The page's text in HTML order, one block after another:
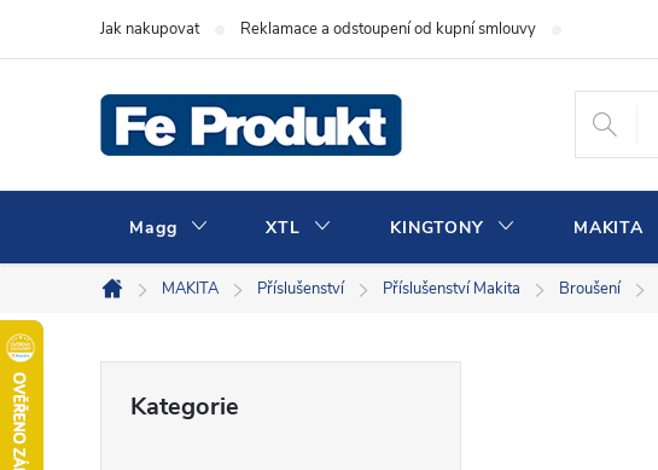
Jak nakupovat Reklamace a odstoupení od kupní smlouvy
Magg XTL KINGTONY MAKITA
Domů
MAKITA Příslušenství Příslušenství Makita Broušení
kategorie
Kategorie